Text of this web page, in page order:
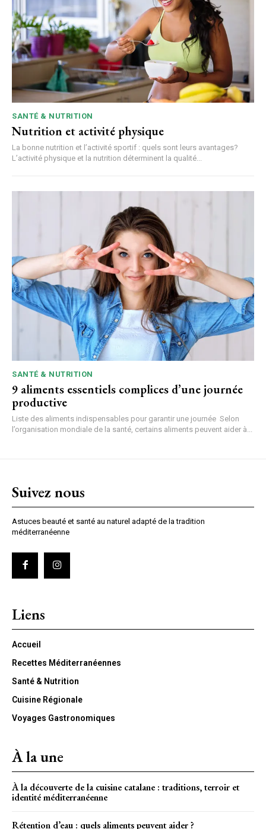
SANTÉ & NUTRITION
Nutrition et activité physique
La bonne nutrition et l’activité sportif : quels sont leurs avantages?
L’activité physique et la nutrition déterminent la qualité...
SANTÉ & NUTRITION
9 aliments essentiels complices d’une journée
productive
Liste des aliments indispensables pour garantir une journée Selon
l’organisation mondiale de la santé, certains aliments peuvent aider à...
Suivez nous
Astuces beauté et santé au naturel adapté de la tradition
méditerranéenne
Liens
Accueil
Recettes Méditerranéennes
Santé & Nutrition
Cuisine Régionale
Voyages Gastronomiques
À la une
À la découverte de la cuisine catalane : traditions, terroir et
identité méditerranéenne
Rétention d’eau : quels aliments peuvent aider ?